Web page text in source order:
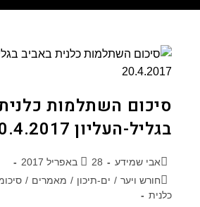
סיכום השתלמות
בגליל-העליון 20.4.2017
אבי שמידע
28 באפריל 2017
חורש ויער / ים-תיכון / מאמרים /
כלנית